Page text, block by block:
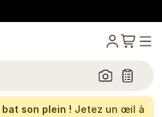
son plein ! Jetez un œil à